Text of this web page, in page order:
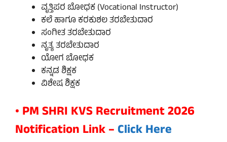
ವೃತ್ತಿಪರ ಬೋಧಕ (Vocational Instructor)
ಕಲೆ ಹಾಗೂ ಕರಕುಶಲ ತರಬೇತುದಾರ
ಸಂಗೀತ ತರಬೇತುದಾರ
ನೃತ್ಯ ತರಬೇತುದಾರ
ಯೋಗ ಬೋಧಕ
ಕನ್ನಡ ಶಿಕ್ಷಕ
ವಿಶೇಷ ಶಿಕ್ಷಕ
• PM SHRI KVS Recruitment 2026
Notification Link – Click Here